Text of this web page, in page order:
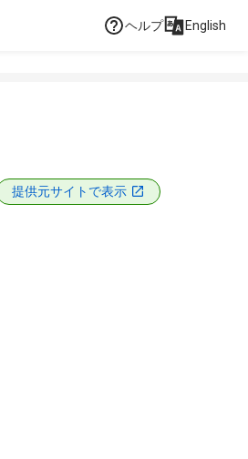
ヘルプ English
提供元サイトで表示